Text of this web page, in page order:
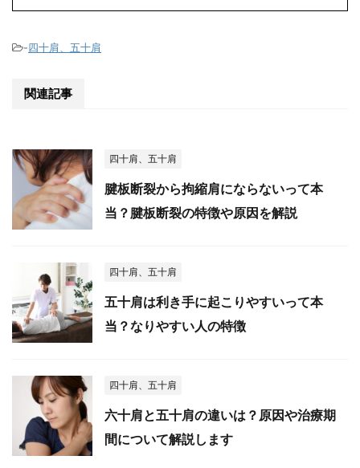
-四十肩、五十肩
関連記事
四十肩、五十肩
腱板断裂から拘縮肩にならないって本
当？腱板断裂の特徴や原因を解説
四十肩、五十肩
五十肩は利き手に起こりやすいって本
当？なりやすい人の特徴
四十肩、五十肩
六十肩と五十肩の違いは？原因や治療期
間について解説します